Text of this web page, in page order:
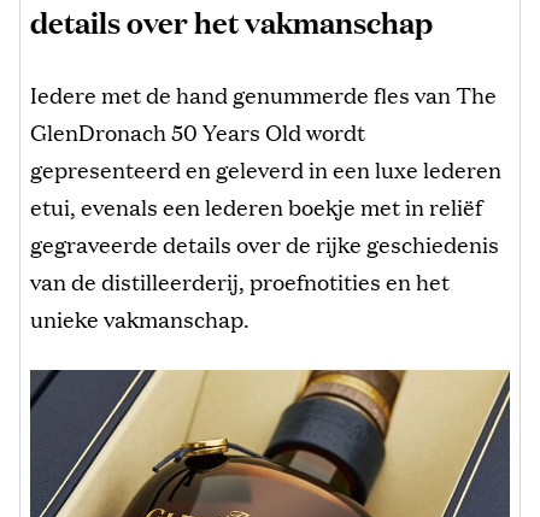
details over het vakmanschap
Iedere met de hand genummerde fles van The
GlenDronach 50 Years Old wordt
gepresenteerd en geleverd in een luxe lederen
etui, evenals een lederen boekje met in reliëf
gegraveerde details over de rijke geschiedenis
van de distilleerderij, proefnotities en het
unieke vakmanschap.